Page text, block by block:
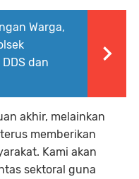
Warga,
dan
akhir, melainkan
memberikan
Kami akan
sektoral guna